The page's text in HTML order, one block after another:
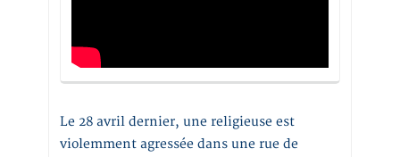
Le 28 avril dernier, une religieuse est
violemment agressée dans une rue de